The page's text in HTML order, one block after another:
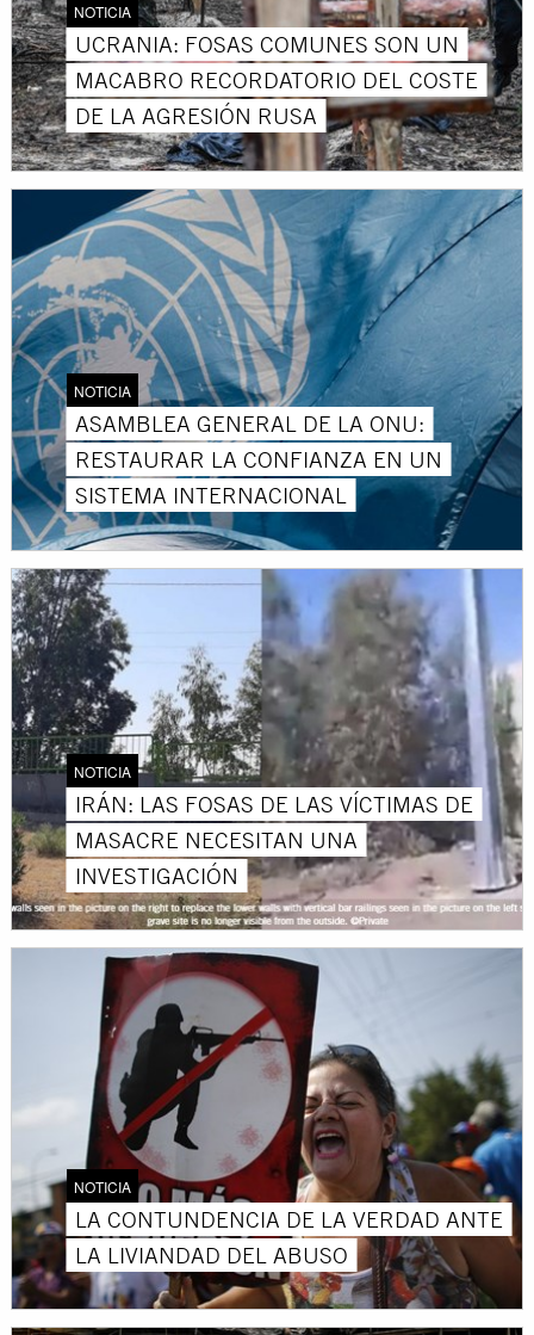
NOTICIA
UCRANIA: FOSAS COMUNES SON UN
MACABRO RECORDATORIO DEL COSTE
DE LA AGRESIÓN RUSA
NOTICIA
ASAMBLEA GENERAL DE LA ONU:
RESTAURAR LA CONFIANZA EN UN
SISTEMA INTERNACIONAL
NOTICIA
IRÁN: LAS FOSAS DE LAS VÍCTIMAS DE
MASACRE NECESITAN UNA
INVESTIGACIÓN
NOTICIA
LA CONTUNDENCIA DE LA VERDAD ANTE
LA LIVIANDAD DEL ABUSO